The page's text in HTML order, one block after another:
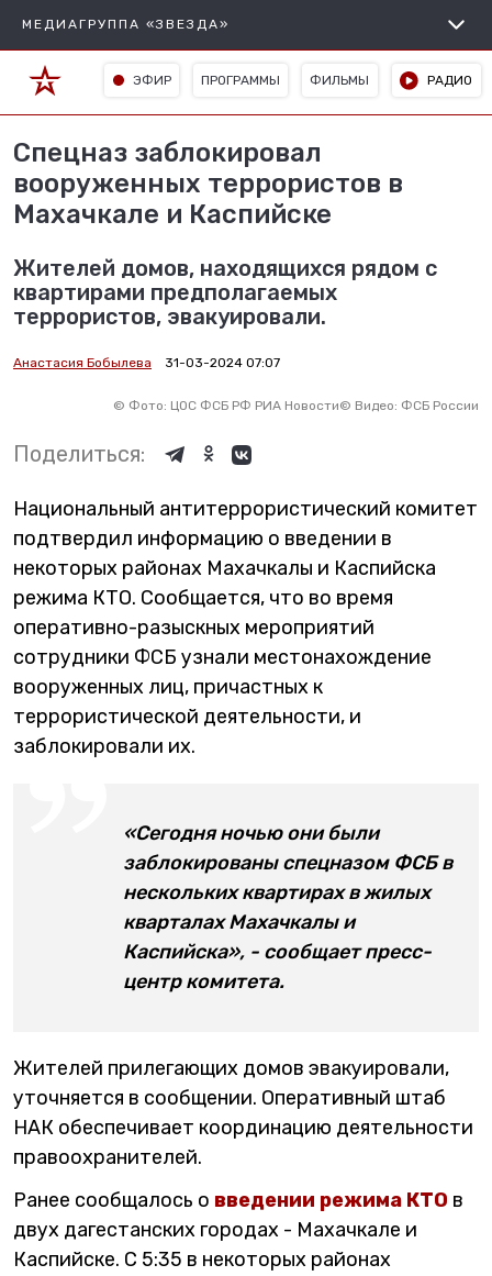
МЕДИАГРУППА «ЗВЕЗДА»
ЭФИР ПРОГРАММЫ ФИЛЬМЫ РАДИО
Спецназ заблокировал
вооруженных террористов в
Махачкале и Каспийске
Жителей домов, находящихся рядом с
квартирами предполагаемых
террористов, эвакуировали.
Анастасия Бобылева 31-03-2024 07:07
© Фото: ЦОС ФСБ РФ РИА Новости© Видео: ФСБ России
Поделиться:
Национальный антитеррористический комитет
подтвердил информацию о введении в
некоторых районах Махачкалы и Каспийска
режима КТО. Сообщается, что во время
оперативно-разыскных мероприятий
сотрудники ФСБ узнали местонахождение
вооруженных лиц, причастных к
террористической деятельности, и
заблокировали их.
«Сегодня ночью они были
заблокированы спецназом ФСБ в
нескольких квартирах в жилых
кварталах Махачкалы и
Каспийска», - сообщает пресс-
центр комитета.
Жителей прилегающих домов эвакуировали,
уточняется в сообщении. Оперативный штаб
НАК обеспечивает координацию деятельности
правоохранителей.
Ранее сообщалось о введении режима КТО в
двух дагестанских городах - Махачкале и
Каспийске. С 5:35 в некоторых районах